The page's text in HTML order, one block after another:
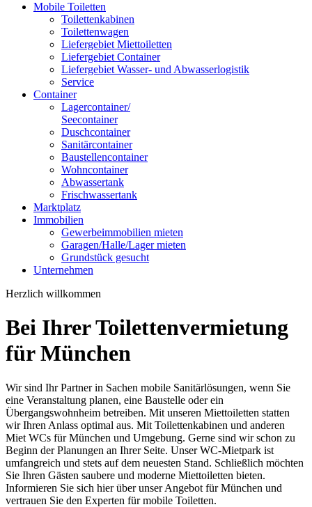
Mobile Toiletten
Toilettenkabinen
Toilettenwagen
Liefergebiet Miettoiletten
Liefergebiet Container
Liefergebiet Wasser- und Abwasserlogistik
Service
Container
Lagercontainer/
Seecontainer
Duschcontainer
Sanitärcontainer
Baustellencontainer
Wohncontainer
Abwassertank
Frischwassertank
Marktplatz
Immobilien
Gewerbeimmobilien mieten
Garagen/Halle/Lager mieten
Grundstück gesucht
Unternehmen
Herzlich willkommen
Bei Ihrer Toilettenvermietung
für München
Wir sind Ihr Partner in Sachen mobile Sanitärlösungen, wenn Sie
eine Veranstaltung planen, eine Baustelle oder ein
Übergangswohnheim betreiben. Mit unseren Miettoiletten statten
wir Ihren Anlass optimal aus. Mit Toilettenkabinen und anderen
Miet WCs für München und Umgebung. Gerne sind wir schon zu
Beginn der Planungen an Ihrer Seite. Unser WC-Mietpark ist
umfangreich und stets auf dem neuesten Stand. Schließlich möchten
Sie Ihren Gästen saubere und moderne Miettoiletten bieten.
Informieren Sie sich hier über unser Angebot für München und
vertrauen Sie den Experten für mobile Toiletten.